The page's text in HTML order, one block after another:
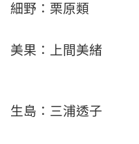
細野：栗原類
美果：上間美緒
生島：三浦透子